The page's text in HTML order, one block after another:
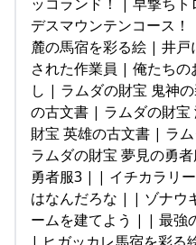
デスマウンテンコース
麓の馬宿を彩る絵 | 井
された作業員 | 俺たち
し | ラムダの財宝 鬼神
の古文書 | ラムダの財
財宝 英雄の古文書 | ラ
ラムダの財宝 夢見の勇
勇者服3 | | イチカラリ
はなんだろな | | ゾナウ
ームを建てよう | | 最強